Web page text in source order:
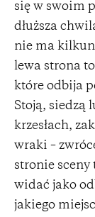
się w swoim
dłuższa
nie ma
lewa strona
które odbija
Stoją, siedzą
krzesłach,
wraki –
stronie sceny
widać jako
jakiego